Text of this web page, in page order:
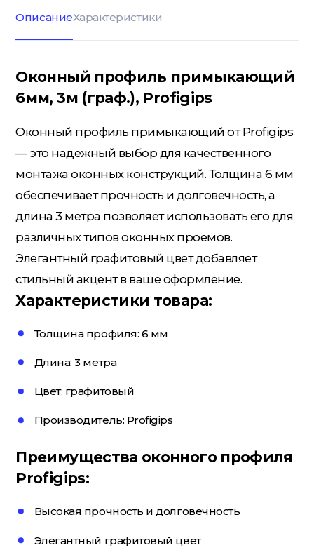
Ленты; Серпянки
Металлопрокат
Пены; Герметики; Клей
Плита OSB; Фанера; Клей для
Паркета
Потолочный плинтус
ОписаниеХарактеристики
Оконный профиль примыкающий
6мм, 3м (граф.), Profigips
Оконный профиль примыкающий от Profigips
— это надежный выбор для качественного
монтажа оконных конструкций. Толщина 6 мм
обеспечивает прочность и долговечность, а
длина 3 метра позволяет использовать его для
различных типов оконных проемов.
Элегантный графитовый цвет добавляет
стильный акцент в ваше оформление.
Характеристики товара:
Толщина профиля: 6 мм
Длина: 3 метра
Цвет: графитовый
Производитель: Profigips
Преимущества оконного профиля
Profigips:
Высокая прочность и долговечность
Элегантный графитовый цвет